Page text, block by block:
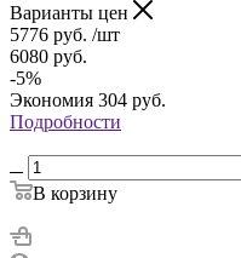
Варианты цен
5776 руб. /шт
6080 руб.
-5%
Экономия 304 руб.
Подробности
В корзину